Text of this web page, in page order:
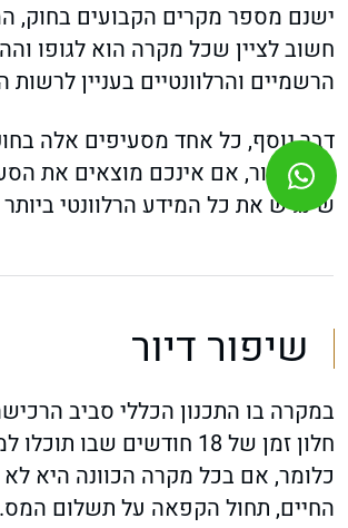
ישנם מספר מקרים הקבועים בחוק,
חשוב לציין שכל מקרה הוא לגופו
הרשמיים והרלוונטיים בעניין
דבר נוסף, כל אחד מסעיפים אלה
או הפטור, אם אינכם מוצאים את
שינגיש את כל המידע הרלוונטי
שיפור דיור
במקרה בו התכנון הכללי סביב
חלון זמן של 18
כלומר, אם בכל מקרה הכוונה היא
החיים, תחול הקפאה על תשלום המס.